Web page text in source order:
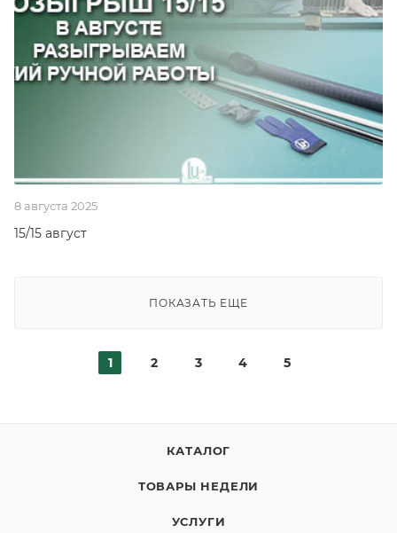
8 августа 2025
15/15 август
ПОКАЗАТЬ ЕЩЕ
1 2 3 4 5
КАТАЛОГ
ТОВАРЫ НЕДЕЛИ
УСЛУГИ